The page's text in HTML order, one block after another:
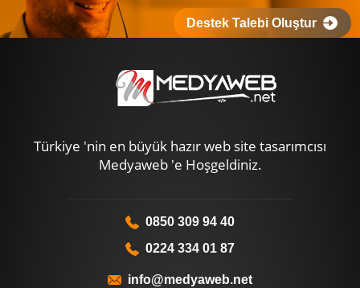
Destek Talebi Oluştur
Türkiye 'nin en büyük hazır web site tasarımcısı
Medyaweb 'e Hoşgeldiniz.
0850 309 94 40
0224 334 01 87
info@medyaweb.net